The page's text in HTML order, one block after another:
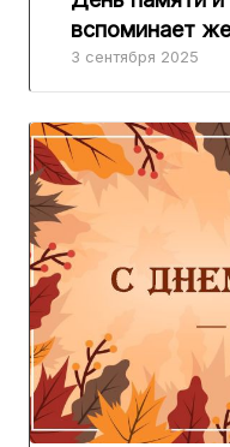
вспоминает
3 сентября 2025